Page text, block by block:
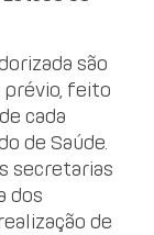
são
prévio, feito
cada
de Saúde.
secretarias
dos
de